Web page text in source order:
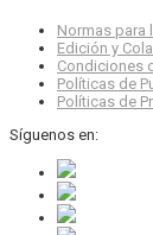
Normas para
Edición y
Condiciones
Políticas de
Políticas de
Síguenos en: